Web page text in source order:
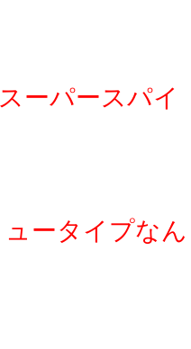
ーパースパイ
ータイプなん